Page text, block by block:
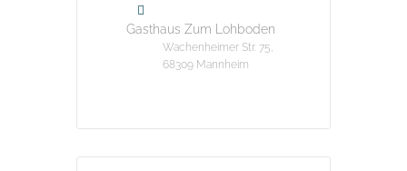
Gasthaus Zum Lohboden
Wachenheimer Str. 75,
68309 Mannheim